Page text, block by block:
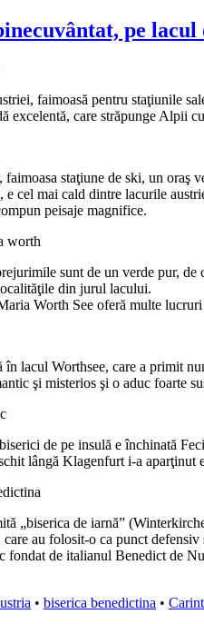
pe
faimoasă pentru staţiunile
excelentă, care străpunge Alpii
staţiune de ski, un
cel mai cald dintre lacurile
peisaje magnifice.
sunt de un verde pur,
din jurul lacului.
Worth See oferă multe
lacul Worthsee, care a primit
şi misterios şi o aduc foarte
de pe insulă e închinată
lângă Klagenfurt i-a aparţinut
„biserica de iarnă”
au folosit-o ca punct
de italianul Benedict de
• biserica benedictina •